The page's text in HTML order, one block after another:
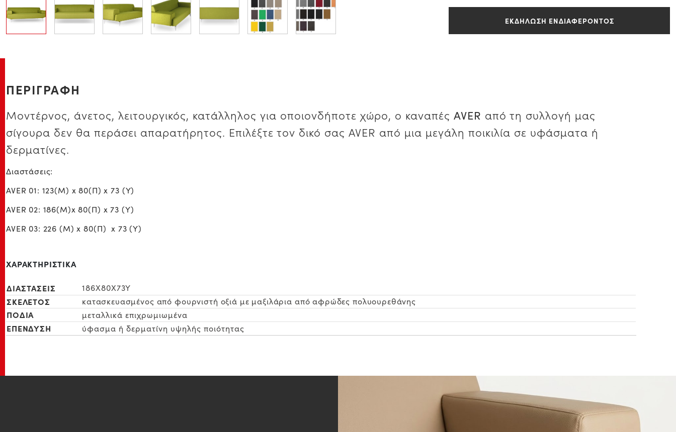
ΕΚΔΗΛΩΣΗ ΕΝΔΙΑΦΕΡΟΝΤΟΣ
ΠΕΡΙΓΡΑΦΗ
Μοντέρνος, άνετος, λειτουργικός, κατάλληλος για οποιονδήποτε χώρο, ο καναπές AVER από τη συλλογή μας
σίγουρα δεν θα περάσει απαρατήρητος. Επιλέξτε τον δικό σας AVER από μια μεγάλη ποικιλία σε υφάσματα ή
δερματίνες.
Διαστάσεις:
AVER 01: 123(M) x 80(Π) x 73 (Υ)
AVER 02: 186(Μ)x 80(Π) x 73 (Υ)
AVER 03: 226 (Μ) x 80(Π) x 73 (Υ)
ΧΑΡΑΚΤΗΡΙΣΤΙΚΑ
ΔΙΑΣΤΑΣΕΙΣ 186X80X73Y
ΣΚΕΛΕΤΟΣ κατασκευασμένος από φουρνιστή οξιά με μαξιλάρια από αφρώδες πολυουρεθάνης
ΠΟΔΙΑ μεταλλικά επιχρωμιωμένα
ΕΠΕΝΔΥΣΗ ύφασμα ή δερματίνη υψηλής ποιότητας